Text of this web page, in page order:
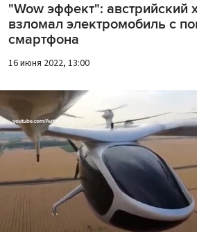
"Wow эффект": австрийский
взломал электромобиль с
смартфона
16 июня 2022, 13:00